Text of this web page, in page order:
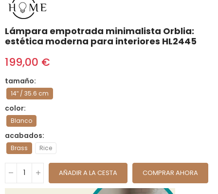
Lámpara empotrada minimalista Orblia:
estética moderna para interiores HL2445
199,00 €
tamaño
14ʺ / 35.6 cm
color
Blanco
acabados
Brass Rice
AÑADIR A LA CESTA COMPRAR AHORA